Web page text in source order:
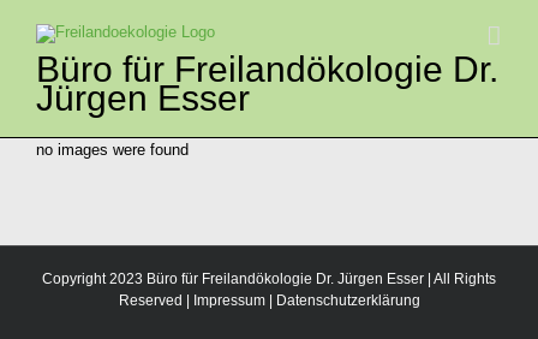
springenBüro für Freilandökologie Dr.
Jürgen Esser
no images were found
Copyright 2023 Büro für Freilandökologie Dr. Jürgen Esser | All Rights
Reserved |
Impressum| Datenschutzerklärung